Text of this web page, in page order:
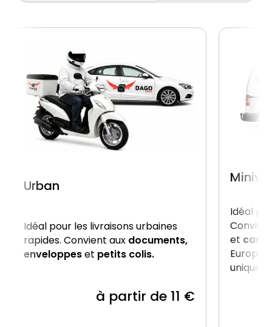
Urban
Idéal pour les livraisons urbaines
rapides. Convient aux documents,
enveloppeset petits colis.
à partir de 11 €
Idéal
et
Europe,